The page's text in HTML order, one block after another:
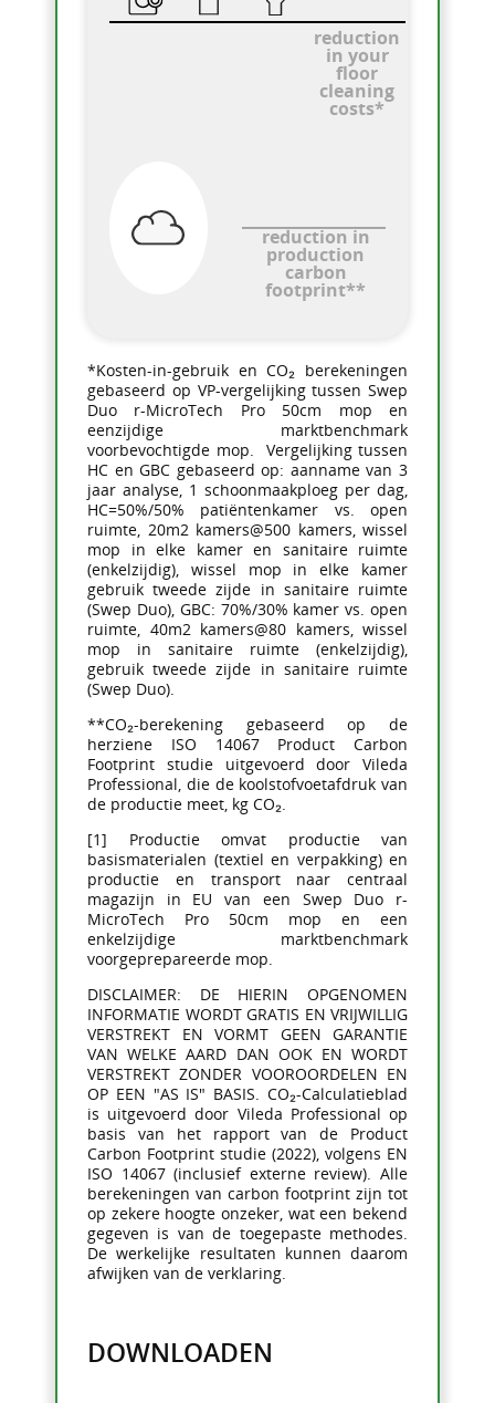
reduction
in your
floor
cleaning
costs*
reduction in
production
carbon
footprint**
*Kosten-in-gebruik en CO₂ berekeningen
gebaseerd op VP-vergelijking tussen Swep
Duo r-MicroTech Pro 50cm mop en
eenzijdige marktbenchmark
voorbevochtigde mop. Vergelijking tussen
HC en GBC gebaseerd op: aanname van 3
jaar analyse, 1 schoonmaakploeg per dag,
HC=50%/50% patiëntenkamer vs. open
ruimte, 20m2 kamers@500 kamers, wissel
mop in elke kamer en sanitaire ruimte
(enkelzijdig), wissel mop in elke kamer
gebruik tweede zijde in sanitaire ruimte
(Swep Duo), GBC: 70%/30% kamer vs. open
ruimte, 40m2 kamers@80 kamers, wissel
mop in sanitaire ruimte (enkelzijdig),
gebruik tweede zijde in sanitaire ruimte
(Swep Duo).
**CO₂-berekening gebaseerd op de
herziene ISO 14067 Product Carbon
Footprint studie uitgevoerd door Vileda
Professional, die de koolstofvoetafdruk van
de productie meet, kg CO₂.
[1] Productie omvat productie van
basismaterialen (textiel en verpakking) en
productie en transport naar centraal
magazijn in EU van een Swep Duo r-
MicroTech Pro 50cm mop en een
enkelzijdige marktbenchmark
voorgeprepareerde mop.
DISCLAIMER: DE HIERIN OPGENOMEN
INFORMATIE WORDT GRATIS EN VRIJWILLIG
VERSTREKT EN VORMT GEEN GARANTIE
VAN WELKE AARD DAN OOK EN WORDT
VERSTREKT ZONDER VOOROORDELEN EN
OP EEN "AS IS" BASIS. CO₂-Calculatieblad
is uitgevoerd door Vileda Professional op
basis van het rapport van de Product
Carbon Footprint studie (2022), volgens EN
ISO 14067 (inclusief externe review). Alle
berekeningen van carbon footprint zijn tot
op zekere hoogte onzeker, wat een bekend
gegeven is van de toegepaste methodes.
De werkelijke resultaten kunnen daarom
afwijken van de verklaring.
DOWNLOADEN